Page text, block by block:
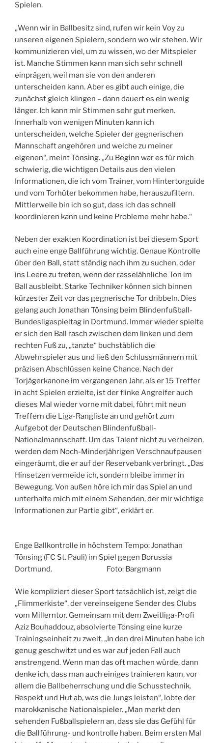
Spielen.
„Wenn wir in Ballbesitz sind, rufen wir kein Voy zu
unseren eigenen Spielern, sondern wo wir stehen. Wir
kommunizieren viel, um zu wissen, wo der Mitspieler
ist. Manche Stimmen kann man sich sehr schnell
einprägen, weil man sie von den anderen
unterscheiden kann. Aber es gibt auch einige, die
zunächst gleich klingen – dann dauert es ein wenig
länger. Ich kann mir Stimmen sehr gut merken.
Innerhalb von wenigen Minuten kann ich
unterscheiden, welche Spieler der gegnerischen
Mannschaft angehören und welche zu meiner
eigenen“, meint Tönsing. „Zu Beginn war es für mich
schwierig, die wichtigen Details aus den vielen
Informationen, die ich vom Trainer, vom Hintertorguide
und vom Torhüter bekommen habe, herauszufiltern.
Mittlerweile bin ich so gut, dass ich das schnell
koordinieren kann und keine Probleme mehr habe.“
Neben der exakten Koordination ist bei diesem Sport
auch eine enge Ballführung wichtig. Genaue Kontrolle
über den Ball, statt ständig nach ihm zu suchen, oder
ins Leere zu treten, wenn der rasselähnliche Ton im
Ball ausbleibt. Starke Techniker können sich binnen
kürzester Zeit vor das gegnerische Tor dribbeln. Dies
gelang auch Jonathan Tönsing beim Blindenfußball-
Bundesligaspieltag in Dortmund. Immer wieder spielte
er sich den Ball rasch zwischen dem linken und dem
rechten Fuß zu, „tanzte“ buchstäblich die
Abwehrspieler aus und ließ den Schlussmännern mit
präzisen Abschlüssen keine Chance. Nach der
Torjägerkanone im vergangenen Jahr, als er 15 Treffer
in acht Spielen erzielte, ist der flinke Angreifer auch
dieses Mal wieder vorne mit dabei, führt mit neun
Treffern die Liga-Rangliste an und gehört zum
Aufgebot der Deutschen Blindenfußball-
Nationalmannschaft. Um das Talent nicht zu verheizen,
werden dem Noch-Minderjährigen Verschnaufpausen
eingeräumt, die er auf der Reservebank verbringt. „Das
Hinsetzen vermeide ich, sondern bleibe immer in
Bewegung. Von außen höre ich mir das Spiel an und
unterhalte mich mit einem Sehenden, der mir wichtige
Informationen zur Partie gibt“, erklärt er.
Enge Ballkontrolle in höchstem Tempo: Jonathan
Tönsing (FC St. Pauli) im Spiel gegen Borussia
Dortmund. Foto: Bargmann
Wie kompliziert dieser Sport tatsächlich ist, zeigt die
„Flimmerkiste“, der vereinseigene Sender des Clubs
vom Millerntor. Gemeinsam mit dem Zweitliga-Profi
Aziz Bouhaddouz, absolvierte Tönsing eine kurze
Trainingseinheit zu zweit. „In den drei Minuten habe ich
genug geschwitzt und es war auf jeden Fall auch
anstrengend. Wenn man das oft machen würde, dann
denke ich, dass man auch einiges trainieren kann, vor
allem die Ballbeherrschung und die Schusstechnik.
Respekt und Hut ab, was die Jungs leisten“, lobte der
marokkanische Nationalspieler. „Man merkt den
sehenden Fußballspielern an, dass sie das Gefühl für
die Ballführung- und kontrolle haben. Beim ersten Mal